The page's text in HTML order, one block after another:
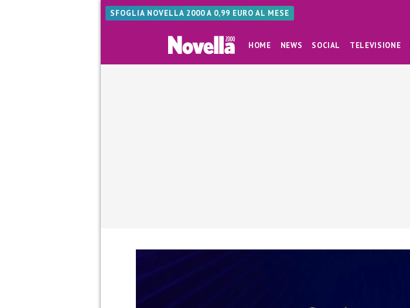
SFOGLIA NOVELLA 2000 A 0,99 EURO AL MESE
HOME NEWS SOCIAL TELEVISIONE